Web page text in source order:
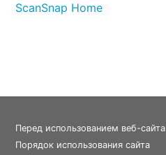
ScanSnap Home
Перед использованием веб-сайта
Порядок использования сайта